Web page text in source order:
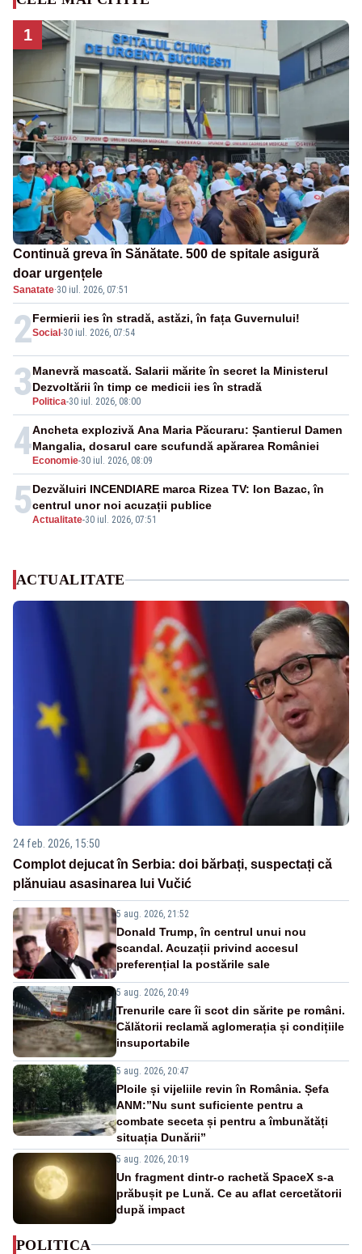
1
Continuă greva în Sănătate. 500 de spitale asigură
doar urgențele
Sanatate·30 iul. 2026, 07:51
2Social -30 iul. 2026, 07:54
Fermierii ies în stradă, astăzi, în fața Guvernului!
3 Politica-30 iul. 2026, 08:00
Manevră mascată. Salarii mărite în secret la Ministerul
Dezvoltării în timp ce medicii ies în stradă
4 Economie-30 iul. 2026, 08:09
Ancheta explozivă Ana Maria Păcuraru: Șantierul Damen
Mangalia, dosarul care scufundă apărarea României
5Actualitate-30 iul. 2026, 07:51
Dezvăluiri INCENDIARE marca Rizea TV: Ion Bazac, în
centrul unor noi acuzații publice
ACTUALITATE
24 feb. 2026, 15:50
Complot dejucat în Serbia: doi bărbați, suspectați că
plănuiau asasinarea lui Vučić
5 aug. 2026, 21:52
Donald Trump, în centrul unui nou
scandal. Acuzații privind accesul
preferențial la postările sale
5 aug. 2026, 20:49
Trenurile care îi scot din sărite pe români.
Călătorii reclamă aglomerația și condițiile
insuportabile
5 aug. 2026, 20:47
Ploile și vijeliile revin în România. Șefa
ANM:”Nu sunt suficiente pentru a
combate seceta și pentru a îmbunătăți
situația Dunării”
5 aug. 2026, 20:19
Un fragment dintr-o rachetă SpaceX s-a
prăbușit pe Lună. Ce au aflat cercetătorii
după impact
POLITICA